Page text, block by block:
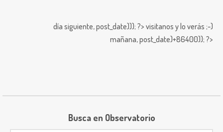
día siguiente,post_date))); ?> visitanos y lo verás ;-)
mañana,post_date)+86400)); ?>
Busca en Observatorio